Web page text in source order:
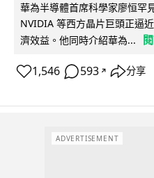
華為半導體首席科學家廖恒罕
NVIDIA 等西方晶片巨頭正逼
濟效益。他同時介紹華為...
1,546 593 ↗ 分享
ADVERTISEMENT